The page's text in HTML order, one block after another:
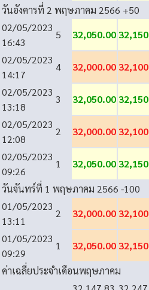
วันอังคารที่ 2 พฤษภาคม 2566 +50
02/05/2023
16:43
5 32,050.00
02/05/2023
14:17
4 32,000.00
02/05/2023
13:18
3 32,050.00
02/05/2023
12:08
2 32,000.00
02/05/2023
09:26
1 32,050.00
วันจันทร์ที่ 1 พฤษภาคม 2566 -100
01/05/2023
13:11
2 32,000.00
01/05/2023
09:29
1 32,050.00
ค่าเฉลี่ยประจำเดือนพฤษภาคม